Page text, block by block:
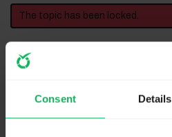
Consent Details
The topic has been locked.